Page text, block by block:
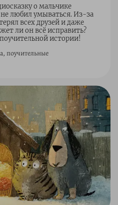
о мальчике
любил умываться. Из-за
всех друзей и даже
ли он всё исправить?
истории!
поучительные